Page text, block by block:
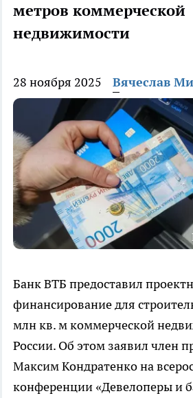
метров коммерческой
недвижимости
28 ноября 2025 Вячеслав
Банк ВТБ предоставил
финансирование для
млн кв. м коммерческой
России. Об этом заявил член
Максим Кондратенко на
конференции «Девелоперы и